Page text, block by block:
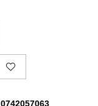
0742057063